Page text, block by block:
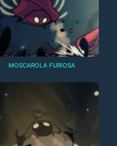
MOSCAROLA FURIOSA